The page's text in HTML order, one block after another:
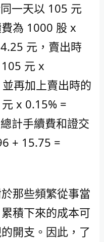
一天以 105 元
為 1000 股 x
元，賣出時
元 x
再加上賣出時的
x 0.15% =
計手續費和證交
+ 15.75 =
那些頻繁從事當
積下來的成本可
開支。因此，了